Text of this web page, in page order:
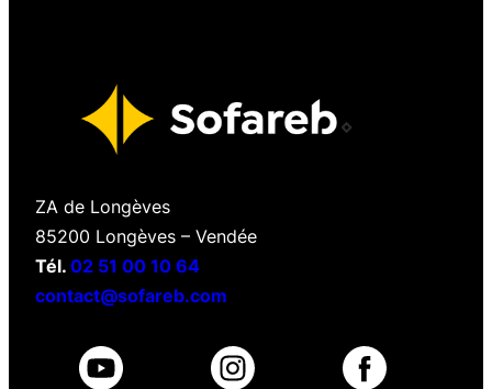
ZA de Longèves
85200 Longèves – Vendée
Tél. 02 51 00 10 64
contact@sofareb.com